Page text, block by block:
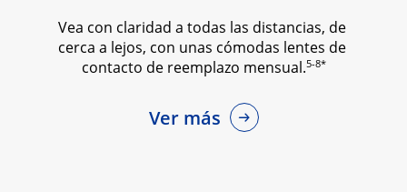
Vea con claridad a todas las distancias, de
cerca a lejos, con unas cómodas lentes de
contacto de reemplazo mensual.5-8*
Ver más